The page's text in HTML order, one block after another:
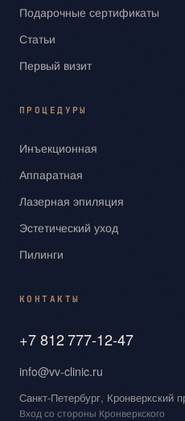
Подарочные сертификаты
Статьи
Первый визит
ПРОЦЕДУРЫ
Инъекционная
Аппаратная
Лазерная эпиляция
Эстетический уход
Пилинги
КОНТАКТЫ
+7 812 777-12-47
info@vv-clinic.ru
Санкт-Петербург, Кронверкский
Вход со стороны Кронверкского